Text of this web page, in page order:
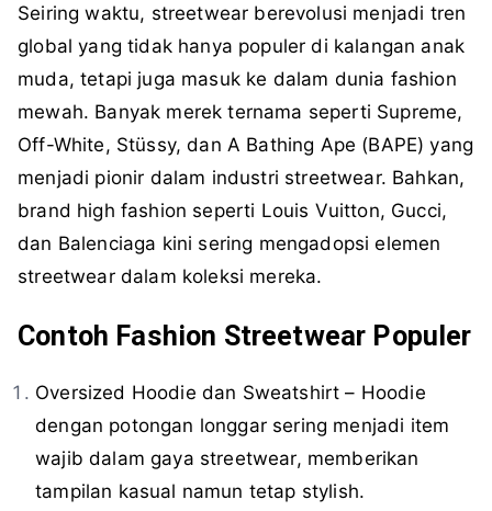
Seiring waktu, streetwear berevolusi menjadi tren
global yang tidak hanya populer di kalangan anak
muda, tetapi juga masuk ke dalam dunia fashion
mewah. Banyak merek ternama seperti Supreme,
Off-White, Stüssy, dan A Bathing Ape (BAPE) yang
menjadi pionir dalam industri streetwear. Bahkan,
brand high fashion seperti Louis Vuitton, Gucci,
dan Balenciaga kini sering mengadopsi elemen
streetwear dalam koleksi mereka.
Contoh Fashion Streetwear Populer
Oversized Hoodie dan Sweatshirt – Hoodie
dengan potongan longgar sering menjadi item
wajib dalam gaya streetwear, memberikan
tampilan kasual namun tetap stylish.